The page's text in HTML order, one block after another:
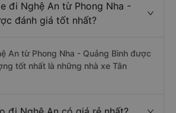
đi Nghệ An từ Phong Nha -
đánh giá tốt nhất?
An từ Phong Nha - Quảng Bình được
tốt nhất là những nhà xe Tân